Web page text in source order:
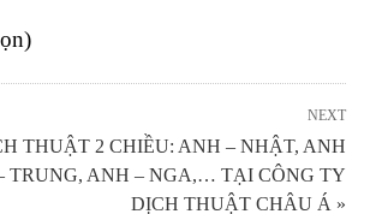
NEXT
THUẬT 2 CHIỀU: ANH – NHẬT, ANH
TRUNG, ANH – NGA,… TẠI CÔNG TY
DỊCH THUẬT CHÂU Á »